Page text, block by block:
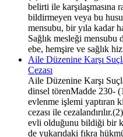
belirti ile karşılaşmasına
bildirmeyen veya bu
mensubu, bir yıla kadar
Sağlık mesleği mensubu
ebe, hemşire ve sağlık
Aile Düzenine Karşı
Cezası
Aile Düzenine Karşı
dinsel törenMadde 230-
evlenme işlemi yaptıran
cezası ile
evli olduğunu bildiği bir
de yukarıdaki fıkra